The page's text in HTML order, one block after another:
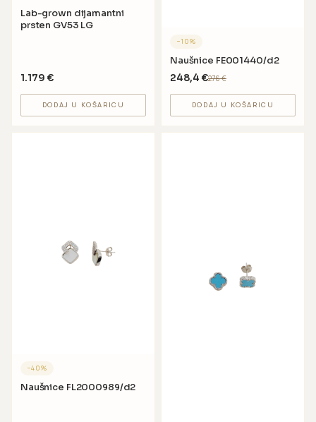
Lab-grown dijamantni
prsten GV53 LG
1.179 €
DODAJ U KOŠARICU
−10%
Naušnice FE001440/d2
248,4 €276€
DODAJ U KOŠARICU
−40%
Naušnice FL2000989/d2